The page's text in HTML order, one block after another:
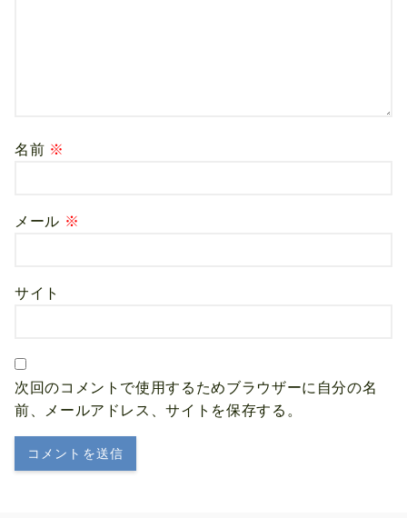
名前 ※
メール ※
サイト
次回のコメントで使用するためブラウザーに自分の名
前、メールアドレス、サイトを保存する。